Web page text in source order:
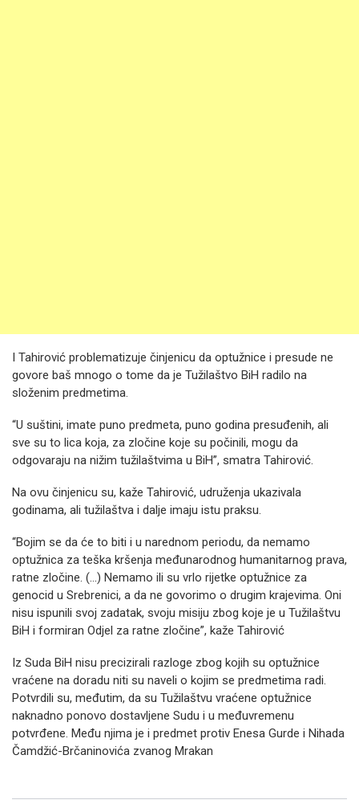
I Tahirović problematizuje činjenicu da optužnice i presude ne
govore baš mnogo o tome da je Tužilaštvo BiH radilo na
složenim predmetima.
“U suštini, imate puno predmeta, puno godina presuđenih, ali
sve su to lica koja, za zločine koje su počinili, mogu da
odgovaraju na nižim tužilaštvima u BiH”, smatra Tahirović.
Na ovu činjenicu su, kaže Tahirović, udruženja ukazivala
godinama, ali tužilaštva i dalje imaju istu praksu.
“Bojim se da će to biti i u narednom periodu, da nemamo
optužnica za teška kršenja međunarodnog humanitarnog prava,
ratne zločine. (…) Nemamo ili su vrlo rijetke optužnice za
genocid u Srebrenici, a da ne govorimo o drugim krajevima. Oni
nisu ispunili svoj zadatak, svoju misiju zbog koje je u Tužilaštvu
BiH i formiran Odjel za ratne zločine”, kaže Tahirović
Iz Suda BiH nisu precizirali razloge zbog kojih su optužnice
vraćene na doradu niti su naveli o kojim se predmetima radi.
Potvrdili su, međutim, da su Tužilaštvu vraćene optužnice
naknadno ponovo dostavljene Sudu i u međuvremenu
potvrđene. Među njima je i predmet protiv Enesa Gurde i Nihada
Čamdžić-Brčaninovića zvanog Mrakan